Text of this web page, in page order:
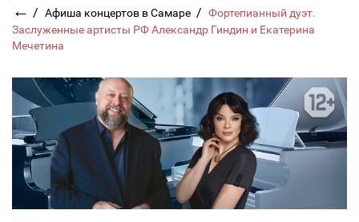
← / Афиша концертов в Самаре / Фортепианный дуэт.
Заслуженные артисты РФ Александр Гиндин и Екатерина
Мечетина